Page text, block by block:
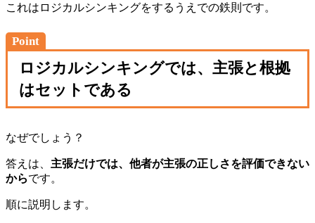
これはロジカルシンキングをするうえでの鉄則です。
Point
ロジカルシンキングでは、主張と根拠
はセットである
なぜでしょう？
答えは、 主張だけでは、他者が主張の正しさを評価できない
からです。
順に説明します。